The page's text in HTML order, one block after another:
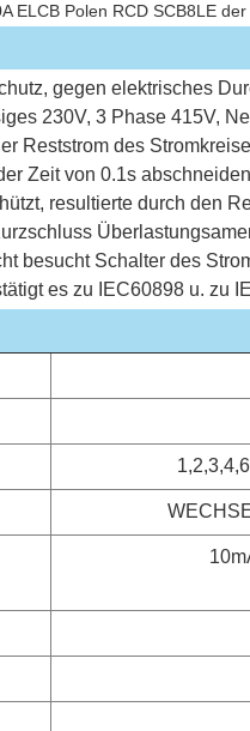
ELCB Polen RCD SCB8LE
gegen elektrisches
230V, 3 Phase 415V,
Reststrom des
Zeit von 0.1s
resultierte durch den
besucht Schalter des
es zu IEC60898 u. zu